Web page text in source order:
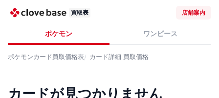
買取表 店舗案内
ポケモン ワンピース
ポケモンカード買取価格表 カード詳細 買取価格
カードが見つかりません